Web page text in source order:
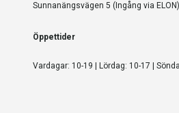
Sunnanängsvägen 5 (Ingång via
Öppettider
Vardagar: 10-19 | Lördag: 10-17 |